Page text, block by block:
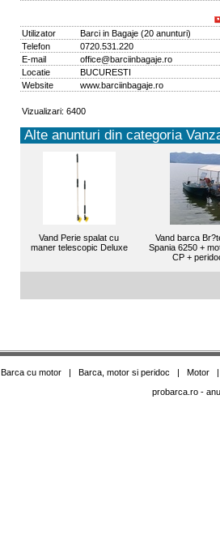
Utilizator Barci in Bagaje(20 anunturi)
Telefon
0720.531.220
E-mail
office@barciinbagaje.ro
Locatie
BUCURESTI
Website
www.barciinbagaje.ro
Vizualizari: 6400
Alte anunturi din categoria
Vand Perie spalat cu
maner telescopic Deluxe
Vand barca
Spania 6250 +
CP +
Barca cu motor| Barca, motor si peridoc | Motor
probarca.ro-